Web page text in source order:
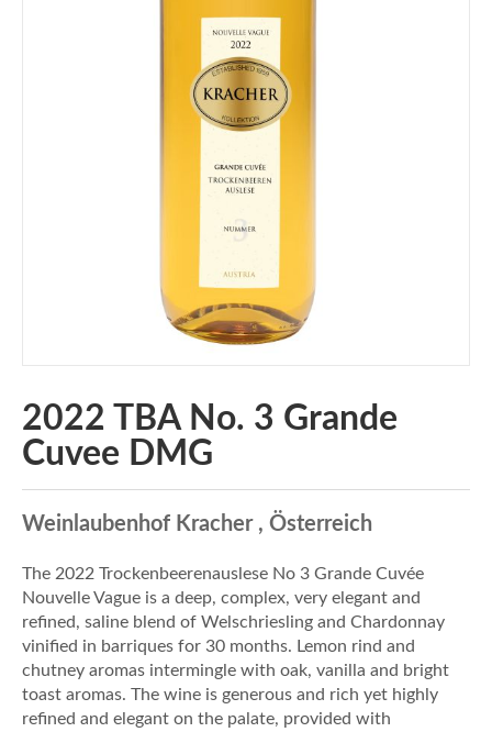
2022 TBA No. 3 Grande
Cuvee DMG
Weinlaubenhof Kracher , Österreich
The 2022 Trockenbeerenauslese No 3 Grande Cuvée
Nouvelle Vague is a deep, complex, very elegant and
refined, saline blend of Welschriesling and Chardonnay
vinified in barriques for 30 months. Lemon rind and
chutney aromas intermingle with oak, vanilla and bright
toast aromas. The wine is generous and rich yet highly
refined and elegant on the palate, provided with